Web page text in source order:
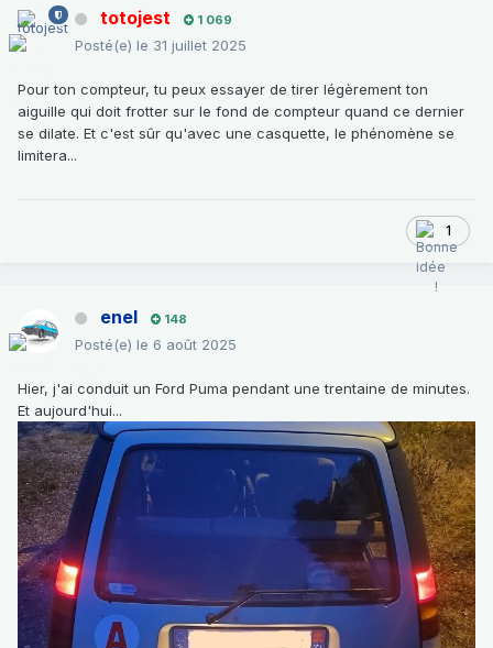
totojest 1 069
Posté(e) le 31 juillet 2025
Pour ton compteur, tu peux essayer de tirer légèrement ton
aiguille qui doit frotter sur le fond de compteur quand ce dernier
se dilate. Et c'est sûr qu'avec une casquette, le phénomène se
limitera...
1
enel 148
Posté(e) le 6 août 2025
Hier, j'ai conduit un Ford Puma pendant une trentaine de minutes.
Et aujourd'hui...